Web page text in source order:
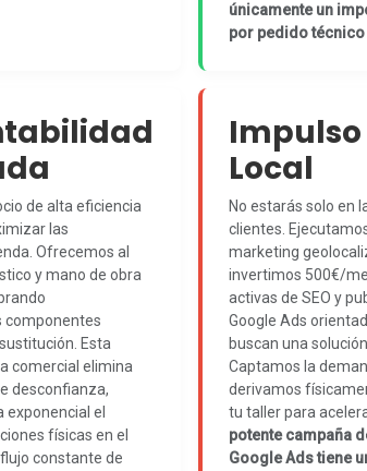
únicamente un
por pedido
de alta eficiencia
las
Ofrecemos al
y mano de obra
componentes
Esta
comercial elimina
desconfianza,
el
físicas en el
constante de
Local
No estarás solo en
clientes.
marketing
invertimos 500€/
activas de SEO y
Google Ads
buscan una
Captamos la
derivamos
tu taller para
potente campaña
Google Ads tiene